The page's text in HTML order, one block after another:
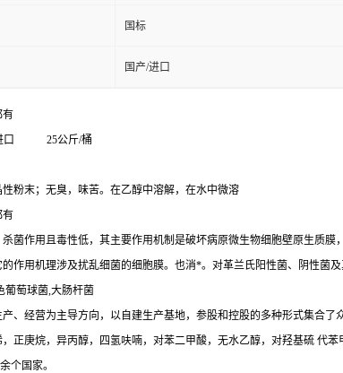
国标
国产/进口
有
公斤/桶
粉末；无臭，味苦。在乙醇中溶解，在水中微溶
有
菌作用且毒性低，其主要作用机制是破坏病原微生物细胞壁原生质膜
作用机理涉及扰乱细菌的细胞膜。也消*。对革兰氏阳性菌、阴性菌
葡萄球菌,大肠杆菌
、经营为主导方向，以自建生产基地，参股和控股的多种形式集合
正庚烷，异丙醇，四氢呋喃，对苯二甲酸，无水乙醇，对羟基硫 代
个国家。